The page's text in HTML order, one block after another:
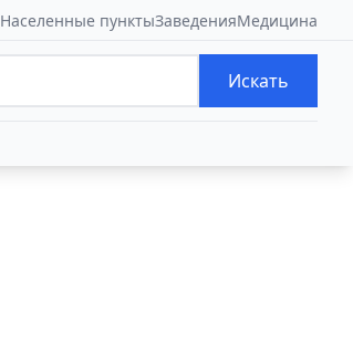
Населенные пунктыЗаведенияМедицина
Искать